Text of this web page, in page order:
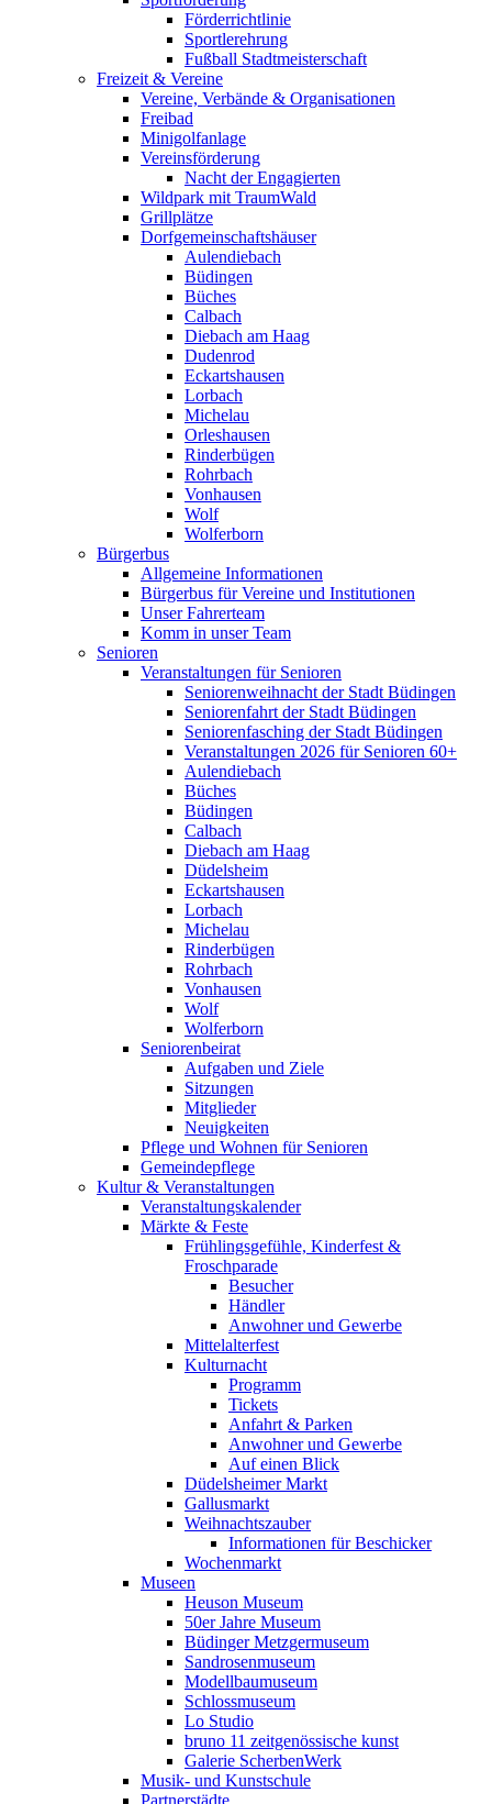
Förderrichtlinie
Sportlerehrung
Fußball Stadtmeisterschaft
Freizeit & Vereine
Vereine, Verbände & Organisationen
Freibad
Minigolfanlage
Vereinsförderung
Nacht der Engagierten
Wildpark mit TraumWald
Grillplätze
Dorfgemeinschaftshäuser
Aulendiebach
Büdingen
Büches
Calbach
Diebach am Haag
Dudenrod
Eckartshausen
Lorbach
Michelau
Orleshausen
Rinderbügen
Rohrbach
Vonhausen
Wolf
Wolferborn
Bürgerbus
Allgemeine Informationen
Bürgerbus für Vereine und Institutionen
Unser Fahrerteam
Komm in unser Team
Senioren
Veranstaltungen für Senioren
Seniorenweihnacht der Stadt Büdingen
Seniorenfahrt der Stadt Büdingen
Seniorenfasching der Stadt Büdingen
Veranstaltungen 2026 für Senioren 60+
Aulendiebach
Büches
Büdingen
Calbach
Diebach am Haag
Düdelsheim
Eckartshausen
Lorbach
Michelau
Rinderbügen
Rohrbach
Vonhausen
Wolf
Wolferborn
Seniorenbeirat
Aufgaben und Ziele
Sitzungen
Mitglieder
Neuigkeiten
Pflege und Wohnen für Senioren
Gemeindepflege
Kultur & Veranstaltungen
Veranstaltungskalender
Märkte & Feste
Frühlingsgefühle, Kinderfest &
Froschparade
Besucher
Händler
Anwohner und Gewerbe
Mittelalterfest
Kulturnacht
Programm
Tickets
Anfahrt & Parken
Anwohner und Gewerbe
Auf einen Blick
Düdelsheimer Markt
Gallusmarkt
Weihnachtszauber
Informationen für Beschicker
Wochenmarkt
Museen
Heuson Museum
50er Jahre Museum
Büdinger Metzgermuseum
Sandrosenmuseum
Modellbaumuseum
Schlossmuseum
Lo Studio
bruno 11 zeitgenössische kunst
Galerie ScherbenWerk
Musik- und Kunstschule
Partnerstädte